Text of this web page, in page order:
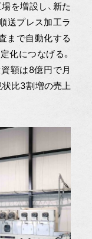
場を増設し、新た
送プレス加工ラ
まで自動化する
化につなげる。
額は8億円で月
比3割増の売上